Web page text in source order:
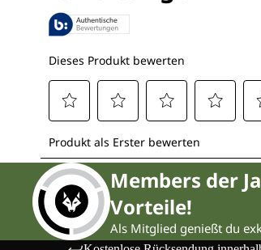
Members der
Vorteile!
Als Mitglied genießt du